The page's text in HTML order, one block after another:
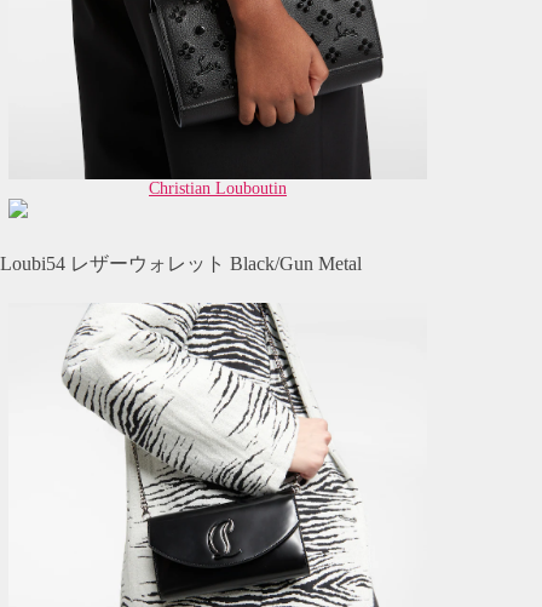
Christian Louboutin
Loubi54 レザーウォレット Black/Gun Metal